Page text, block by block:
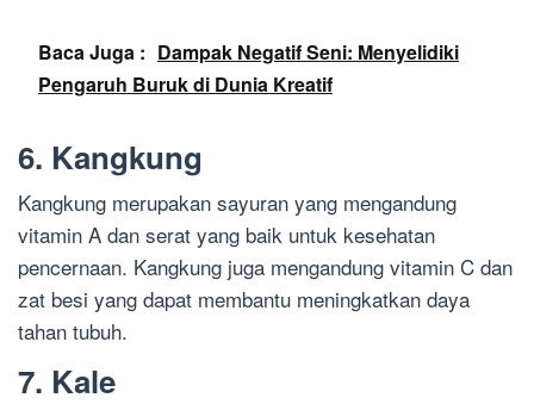
Baca Juga : Dampak Negatif Seni: Menyelidiki
Pengaruh Buruk di Dunia Kreatif
6. Kangkung
Kangkung merupakan sayuran yang mengandung
vitamin A dan serat yang baik untuk kesehatan
pencernaan. Kangkung juga mengandung vitamin C dan
zat besi yang dapat membantu meningkatkan daya
tahan tubuh.
7. Kale